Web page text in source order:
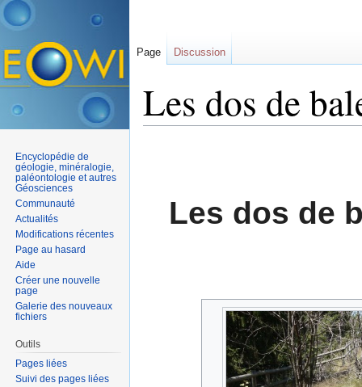
Les dos de
Les dos de
Page Discussion
Encyclopédie de
géologie, minéralogie,
paléontologie et autres
Géosciences
Communauté
Actualités
Modifications récentes
Page au hasard
Aide
Créer une nouvelle
page
Galerie des nouveaux
fichiers
Outils
Pages liées
Suivi des pages liées